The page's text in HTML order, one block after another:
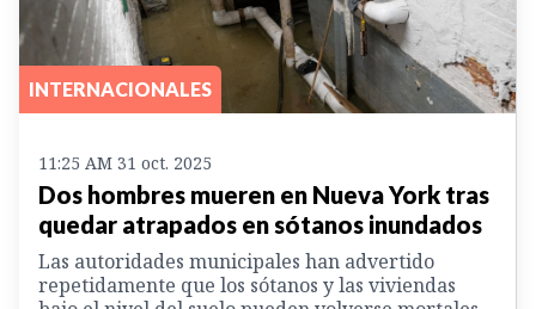
INTERNACIONALES
11:25 AM 31 oct. 2025
Dos hombres mueren en Nueva York tras
quedar atrapados en sótanos inundados
Las autoridades municipales han advertido
repetidamente que los sótanos y las viviendas